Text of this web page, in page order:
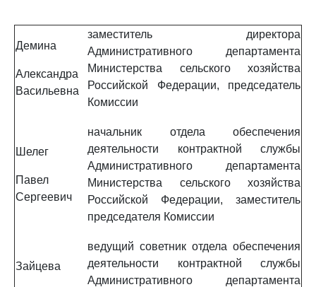
Демина
Александра
Васильевна
заместитель директора
Административного департамента
Министерства сельского хозяйства
Российской Федерации, председатель
Комиссии
Шелег
Павел
Сергеевич
начальник отдела обеспечения
деятельности контрактной службы
Административного департамента
Министерства сельского хозяйства
Российской Федерации, заместитель
председателя Комиссии
Зайцева
ведущий советник отдела обеспечения
деятельности контрактной службы
Административного департамента